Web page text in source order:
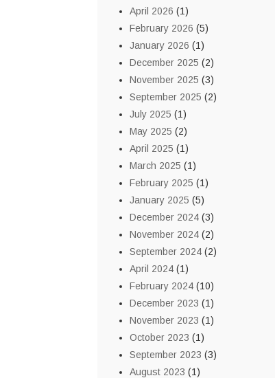
April 2026 (1)
February 2026 (5)
January 2026 (1)
December 2025 (2)
November 2025 (3)
September 2025 (2)
July 2025 (1)
May 2025 (2)
April 2025 (1)
March 2025 (1)
February 2025 (1)
January 2025 (5)
December 2024 (3)
November 2024 (2)
September 2024 (2)
April 2024 (1)
February 2024 (10)
December 2023 (1)
November 2023 (1)
October 2023 (1)
September 2023 (3)
August 2023 (1)